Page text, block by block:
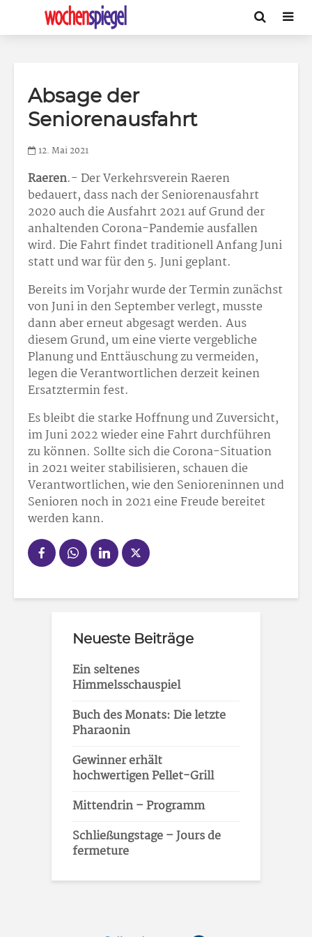
Absage der
Seniorenausfahrt
12. Mai 2021
Raeren.- Der Verkehrsverein Raeren
bedauert, dass nach der Seniorenausfahrt
2020 auch die Ausfahrt 2021 auf Grund der
anhaltenden Corona-Pandemie ausfallen
wird. Die Fahrt findet traditionell Anfang Juni
statt und war für den 5. Juni geplant.
Bereits im Vorjahr wurde der Termin zunächst
von Juni in den September verlegt, musste
dann aber erneut abgesagt werden. Aus
diesem Grund, um eine vierte vergebliche
Planung und Enttäuschung zu vermeiden,
legen die Verantwortlichen derzeit keinen
Ersatztermin fest.
Es bleibt die starke Hoffnung und Zuversicht,
im Juni 2022 wieder eine Fahrt durchführen
zu können. Sollte sich die Corona-Situation
in 2021 weiter stabilisieren, schauen die
Verantwortlichen, wie den Senioreninnen und
Senioren noch in 2021 eine Freude bereitet
werden kann.
Neueste Beiträge
Ein seltenes
Himmelsschauspiel
Buch des Monats: Die letzte
Pharaonin
Gewinner erhält
hochwertigen Pellet-Grill
Mittendrin – Programm
Schließungstage – Jours de
fermeture